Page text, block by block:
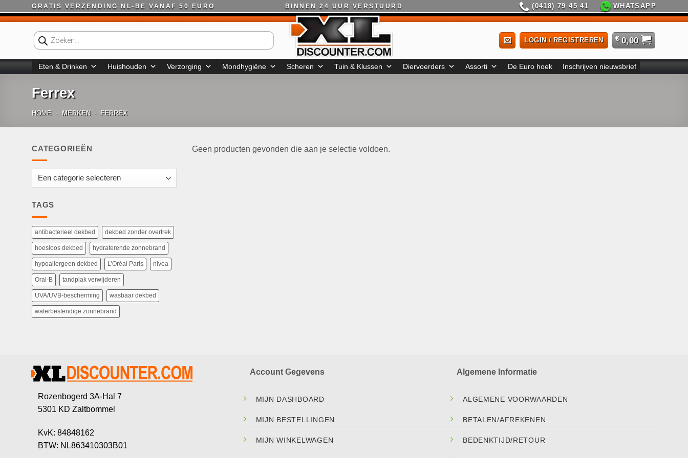
naar
GRATIS VERZENDING NL-BE VANAF 50 EURO BINNEN 24 UUR VERSTUURD (0418) 79 45 41 WHATSAPP
Producten
zoeken
LOGIN / REGISTREREN € 0,00
Eten & Drinken Huishouden Verzorging Mondhygiëne Scheren Tuin & Klussen Diervoerders Assorti De Euro hoek Inschrijven nieuwsbrief
Ferrex
HOME - MERKEN - FERREX
CATEGORIEËN
TAGS
antibacterieel dekbed dekbed zonder overtrek
hoesloos dekbed hydraterende zonnebrand
hypoallergeen dekbed L’Oréal Paris nivea
Oral-B tandplak verwijderen
UVA/UVB-bescherming wasbaar dekbed
waterbestendige zonnebrand
Geen producten gevonden die aan je selectie voldoen.
Rozenbogerd 3A-Hal 7
5301 KD Zaltbommel
KvK: 84848162
BTW: NL863410303B01
Account Gegevens
MIJN DASHBOARD
MIJN BESTELLINGEN
MIJN WINKELWAGEN
Algemene Informatie
ALGEMENE VOORWAARDEN
BETALEN/AFREKENEN
BEDENKTIJD/RETOUR